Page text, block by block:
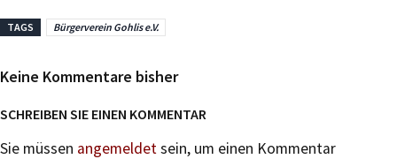
TAGS Bürgerverein Gohlis e.V.
Keine Kommentare bisher
SCHREIBEN SIE EINEN KOMMENTAR
Sie müssen angemeldetsein, um einen Kommentar